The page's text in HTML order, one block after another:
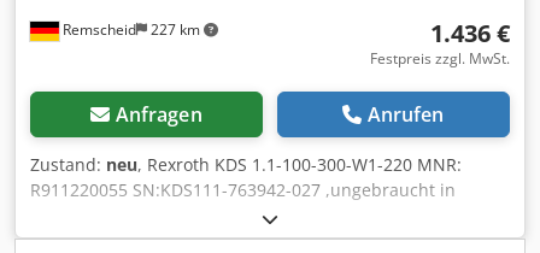
Remscheid 227 km 1.436 €
Festpreis zzgl. MwSt.
Anfragen Anrufen
Zustand: neu, Rexroth KDS 1.1-100-300-W1-220 MNR:
R911220055 SN:KDS111-763942-027 ,ungebraucht in
Originalverpackung, 100% funktionsfähig, Lieferumfang
gem. Fotos Dwjdpfx Amei Eczno Aja